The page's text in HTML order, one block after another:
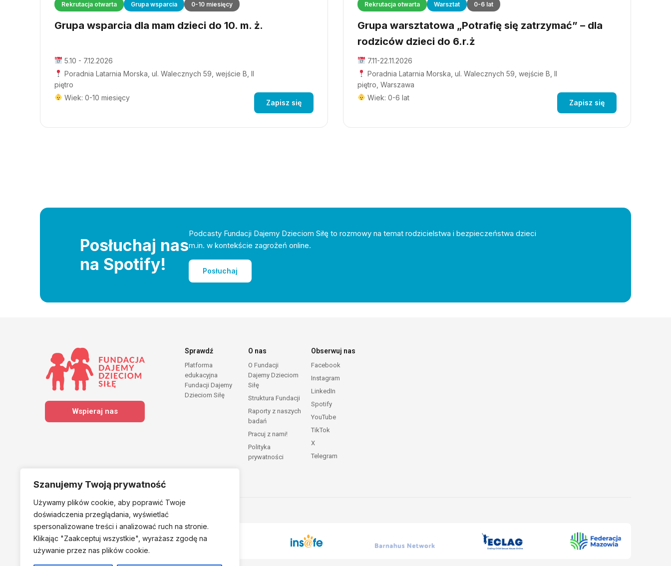
Szanujemy Twoją prywatność
Używamy plików cookie, aby poprawić Twoje
doświadczenia przeglądania, wyświetlać
spersonalizowane treści i analizować ruch na stronie.
Klikając "Zaakceptuj wszystkie", wyrażasz zgodę na
używanie przez nas plików cookie.
Rekrutacja otwarta Grupa wsparcia 0-10 miesięcy
Grupa wsparcia dla mam dzieci do 10. m. ż.
5.10 - 7.12.2026
Poradnia Latarnia Morska, ul. Walecznych 59, wejście B, II
piętro
Wiek: 0-10 miesięcy
Zapisz się
Rekrutacja otwarta Warsztat 0-6 lat
Grupa warsztatowa „Potrafię się zatrzymać” – dla
rodziców dzieci do 6.r.ż
7.11-22.11.2026
Poradnia Latarnia Morska, ul. Walecznych 59, wejście B, II
piętro, Warszawa
Wiek: 0-6 lat
Zapisz się
Posłuchaj nas
na Spotify!
Podcasty Fundacji Dajemy Dzieciom Siłę to rozmowy na temat rodzicielstwa i bezpieczeństwa dzieci
m.in. w kontekście zagrożeń online.
Posłuchaj
Wspieraj nas
Sprawdź
Platforma
edukacyjna
Fundacji Dajemy
Dzieciom Siłę
O nas
O Fundacji
Dajemy Dzieciom
Siłę
Struktura Fundacji
Raporty z naszych
badań
Pracuj z nami!
Polityka
prywatności
Obserwuj nas
Facebook
Instagram
LinkedIn
Spotify
YouTube
TikTok
X
Telegram
Należymy do